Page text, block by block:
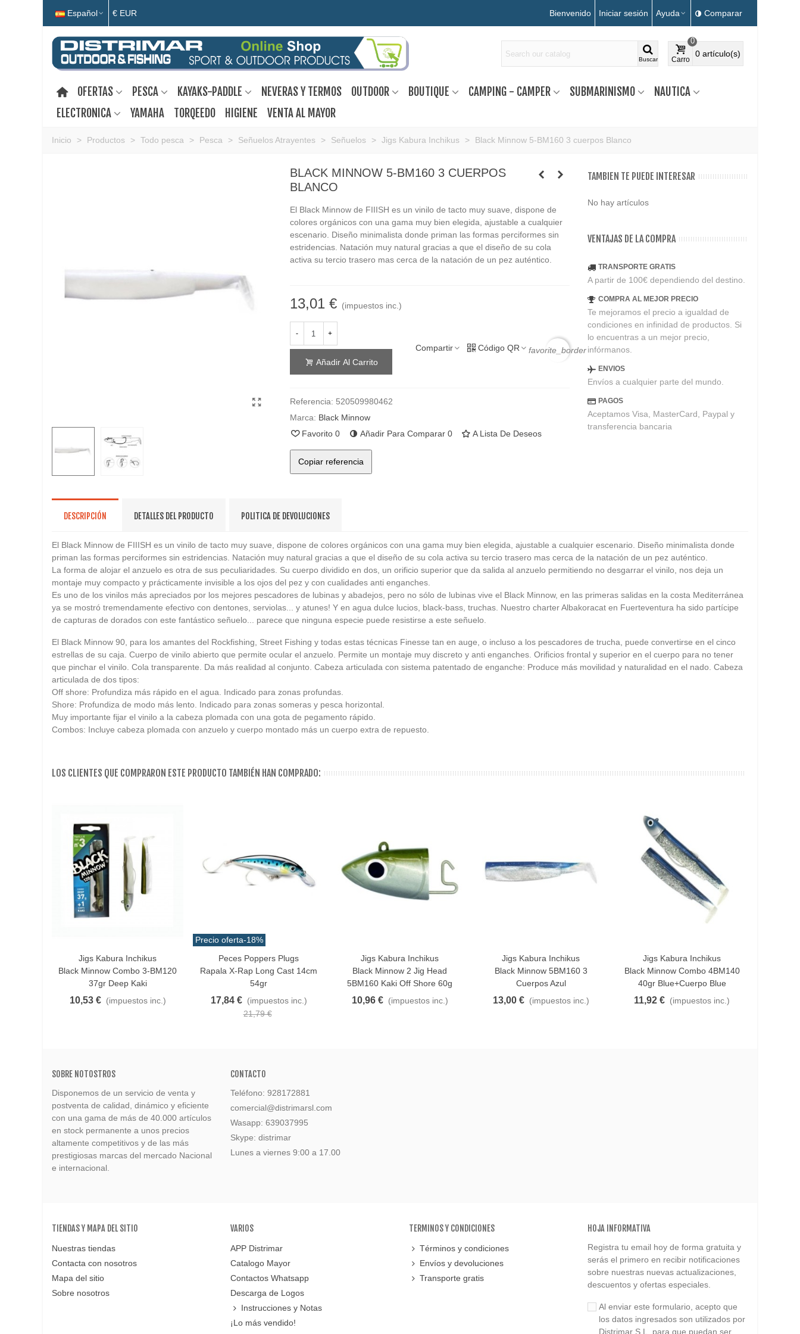
Español € EUR Bienvenido Iniciar sesión Ayuda Comparar
Buscar Carro
0
0 artículo(s)
OFERTAS PESCA KAYAKS-PADDLE NEVERAS Y TERMOS OUTDOOR BOUTIQUE CAMPING - CAMPER SUBMARINISMO
NAUTICA
ELECTRONICA
YAMAHA TORQEEDO HIGIENE VENTA AL MAYOR
Inicio > Productos > Todo pesca > Pesca > Señuelos Atrayentes > Señuelos > Jigs Kabura Inchikus > Black Minnow 5-BM160 3 cuerpos Blanco
BLACK MINNOW 5-BM160 3 CUERPOS
BLANCO
El Black Minnow de FIIISH es un vinilo de tacto muy suave, dispone de
colores orgánicos con una gama muy bien elegida, ajustable a cualquier
escenario. Diseño minimalista donde priman las formas perciformes sin
estridencias. Natación muy natural gracias a que el diseño de su cola
activa su tercio trasero mas cerca de la natación de un pez auténtico.
13,01 € (impuestos inc.)
- +
Añadir Al Carrito
Compartir Código QR favorite_border
Referencia: 520509980462
Marca: Black Minnow
Favorito 0 Añadir Para Comparar 0 A Lista De Deseos
Copiar referencia
TAMBIEN TE PUEDE INTERESAR
No hay artículos
VENTAJAS DE LA COMPRA
TRANSPORTE GRATIS
A partir de 100€ dependiendo del destino.
COMPRA AL MEJOR PRECIO
Te mejoramos el precio a igualdad de
condiciones en infinidad de productos. Si
lo encuentras a un mejor precio,
infórmanos.
ENVIOS
Envíos a cualquier parte del mundo.
PAGOS
Aceptamos Visa, MasterCard, Paypal y
transferencia bancaria
DESCRIPCIÓN DETALLES DEL PRODUCTO POLITICA DE DEVOLUCIONES
El Black Minnow de FIIISH es un vinilo de tacto muy suave, dispone de colores orgánicos con una gama muy bien elegida, ajustable a cualquier escenario. Diseño minimalista donde
priman las formas perciformes sin estridencias. Natación muy natural gracias a que el diseño de su cola activa su tercio trasero mas cerca de la natación de un pez auténtico.
La forma de alojar el anzuelo es otra de sus peculiaridades. Su cuerpo dividido en dos, un orificio superior que da salida al anzuelo permitiendo no desgarrar el vinilo, nos deja un
montaje muy compacto y prácticamente invisible a los ojos del pez y con cualidades anti enganches.
Es uno de los vinilos más apreciados por los mejores pescadores de lubinas y abadejos, pero no sólo de lubinas vive el Black Minnow, en las primeras salidas en la costa Mediterránea
ya se mostró tremendamente efectivo con dentones, serviolas... y atunes! Y en agua dulce lucios, black-bass, truchas. Nuestro charter Albakoracat en Fuerteventura ha sido partícipe
de capturas de dorados con este fantástico señuelo... parece que ninguna especie puede resistirse a este señuelo.
El Black Minnow 90, para los amantes del Rockfishing, Street Fishing y todas estas técnicas Finesse tan en auge, o incluso a los pescadores de trucha, puede convertirse en el cinco
estrellas de su caja. Cuerpo de vinilo abierto que permite ocular el anzuelo. Permite un montaje muy discreto y anti enganches. Orificios frontal y superior en el cuerpo para no tener
que pinchar el vinilo. Cola transparente. Da más realidad al conjunto. Cabeza articulada con sistema patentado de enganche: Produce más movilidad y naturalidad en el nado. Cabeza
articulada de dos tipos:
Off shore: Profundiza más rápido en el agua. Indicado para zonas profundas.
Shore: Profundiza de modo más lento. Indicado para zonas someras y pesca horizontal.
Muy importante fijar el vinilo a la cabeza plomada con una gota de pegamento rápido.
Combos: Incluye cabeza plomada con anzuelo y cuerpo montado más un cuerpo extra de repuesto.
LOS CLIENTES QUE COMPRARON ESTE PRODUCTO TAMBIÉN HAN COMPRADO:
Añadir Al Carrito
Jigs Kabura Inchikus
Black Minnow Combo 3-BM120
37gr Deep Kaki
10,53 € (impuestos inc.)
Precio oferta-18%
Favorito
Peces Poppers Plugs
Rapala X-Rap Long Cast 14cm
54gr
17,84 € (impuestos inc.)
21,79 €
Añadir Al Carrito
Jigs Kabura Inchikus
Black Minnow 2 Jig Head
5BM160 Kaki Off Shore 60g
10,96 € (impuestos inc.)
Añadir Al Carrito
Jigs Kabura Inchikus
Black Minnow 5BM160 3
Cuerpos Azul
13,00 € (impuestos inc.)
Añadir Al Carrito
Jigs Kabura Inchikus
Black Minnow Combo 4BM140
40gr Blue+cuerpo Blue
11,92 € (impuestos inc.)
SOBRE NOTOSTROS
Disponemos de un servicio de venta y
postventa de calidad, dinámico y eficiente
con una gama de más de 40.000 artículos
en stock permanente a unos precios
altamente competitivos y de las más
prestigiosas marcas del mercado Nacional
e internacional.
CONTACTO
Teléfono: 928172881
comercial@distrimarsl.com
Wasapp: 639037995
Skype: distrimar
Lunes a viernes 9:00 a 17.00
TIENDAS Y MAPA DEL SITIO
Nuestras tiendas
Contacta con nosotros
Mapa del sitio
Sobre nosotros
VARIOS
APP Distrimar
Catalogo Mayor
Contactos Whatsapp
Descarga de Logos
Instrucciones y Notas
¡Lo más vendido!
TERMINOS Y CONDICIONES
Términos y condiciones
Envíos y devoluciones
Transporte gratis
HOJA INFORMATIVA
Registra tu email hoy de forma gratuita y
serás el primero en recibir notificaciones
sobre nuestras nuevas actualizaciones,
descuentos y ofertas especiales.
Al enviar este formulario, acepto que
los datos ingresados son utilizados por
Distrimar S.L. para que puedan ser